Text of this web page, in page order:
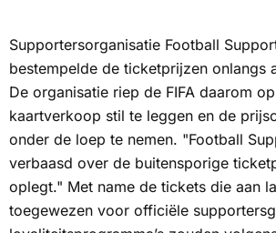
Supportersorganisatie Football
bestempelde de ticketprijzen onlangs
De organisatie riep de FIFA daarom
kaartverkoop stil te leggen en de
onder de loep te nemen. "Football
verbaasd over de buitensporige
oplegt." Met name de tickets die aan
toegewezen voor officiële